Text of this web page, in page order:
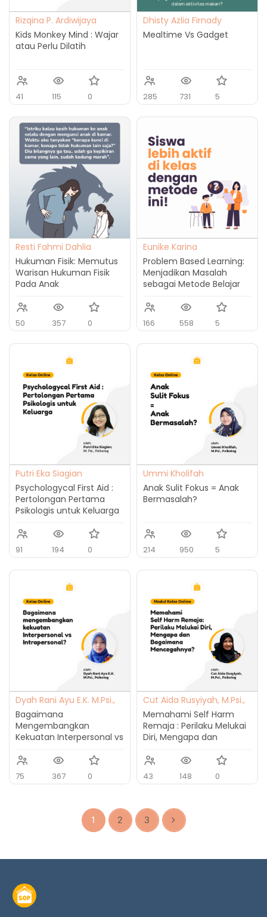
Rizqina P. Ardiwijaya
Kids Monkey Mind : Wajar
atau Perlu Dilatih
41 115 0
Dhisty Azlia Firnady
Mealtime Vs Gadget
285 731 5
Resti Fahmi Dahlia
Hukuman Fisik: Memutus
Warisan Hukuman Fisik
Pada Anak
50 357 0
Eunike Karina
Problem Based Learning:
Menjadikan Masalah
sebagai Metode Belajar
166 558 5
Putri Eka Siagian
Psychologycal First Aid :
Pertolongan Pertama
Psikologis untuk Keluarga
91 194 0
Ummi Kholifah
Anak Sulit Fokus = Anak
Bermasalah?
214 950 5
Dyah Rani Ayu E.K. M.Psi.,
Psikolog
Bagaimana
Mengembangkan
Kekuatan Interpersonal vs
75 367 0
Cut Aida Rusyiyah, M.Psi.,
Psikolog
Memahami Self Harm
Remaja : Perilaku Melukai
Diri, Mengapa dan
Mencegahnya
43 148 0
1 2 3